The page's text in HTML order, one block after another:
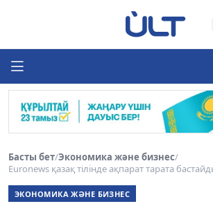
Басты бет/Экономика және бизнес/
Euronews қазақ тілінде ақпарат тарата
ЭКОНОМИКА ЖӘНЕ БИЗНЕС